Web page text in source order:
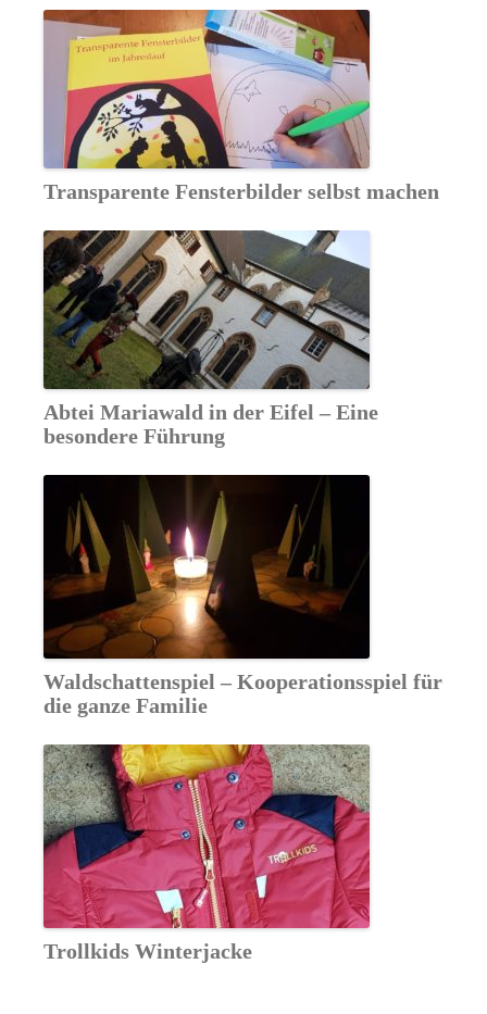
Transparente Fensterbilder selbst machen
Abtei Mariawald in der Eifel – Eine
besondere Führung
Waldschattenspiel – Kooperationsspiel für
die ganze Familie
Trollkids Winterjacke